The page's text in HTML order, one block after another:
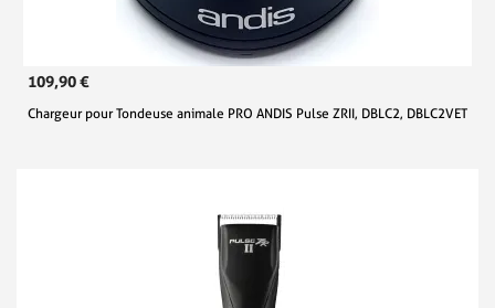
109,90 €
Chargeur pour Tondeuse animale PRO ANDIS Pulse ZRII, DBLC2, DBLC2VET